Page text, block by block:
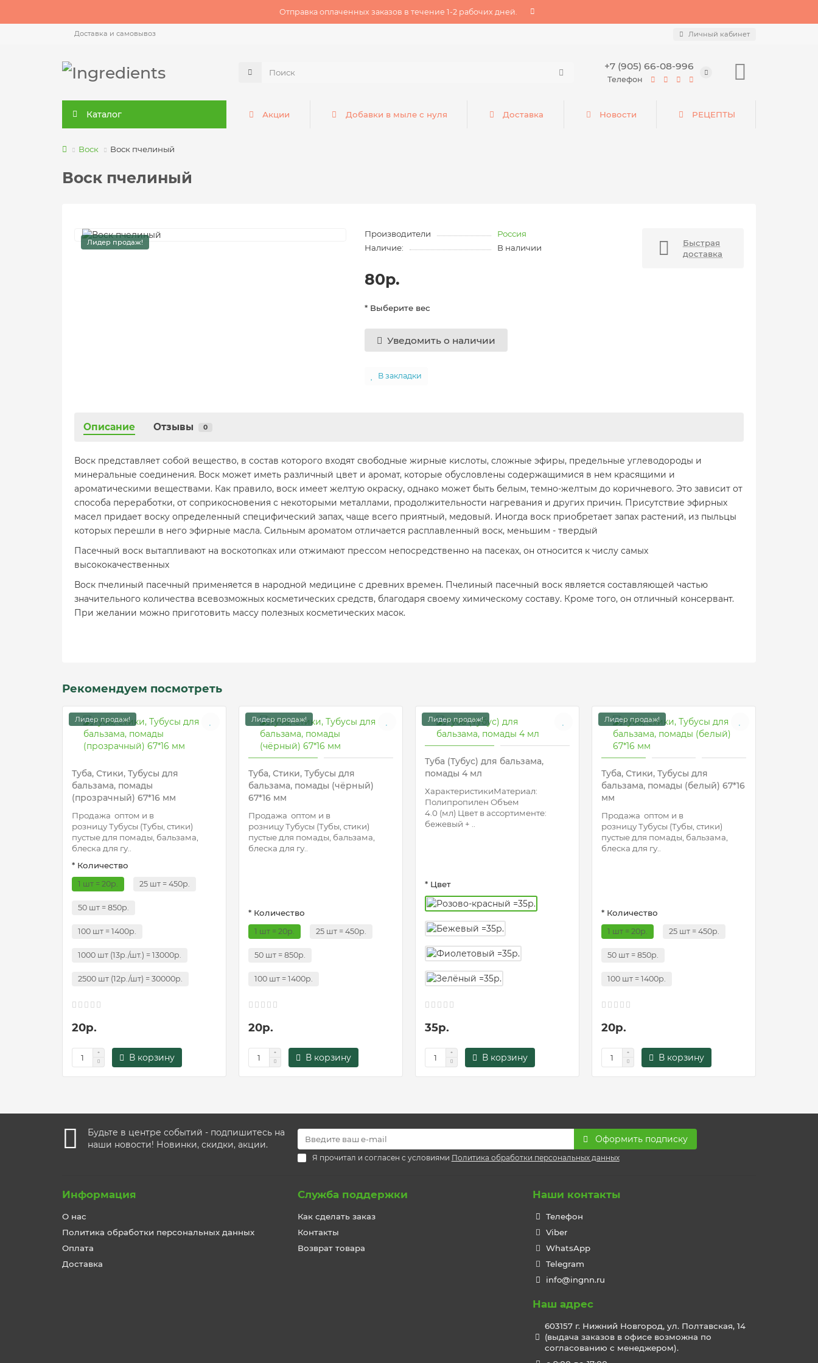
Отправка оплаченных заказов в течение 1-2 рабочих дней.
Доставка и самовывоз Личный кабинет
+7 (905) 66-08-996
Телефон
Каталог Акции Добавки в мыле с нуля Доставка Новости РЕЦЕПТЫ
Воск Воск пчелиный
Воск пчелиный
Лидер продаж!
Производители
Россия
Наличие:
В наличии
80р.
* Выберите вес
Уведомить о наличии
В закладки
Быстрая
доставка
Описание Отзывы 0
Воск представляет собой вещество, в состав которого входят свободные жирные кислоты, сложные эфиры, предельные углеводороды и
минеральные соединения. Воск может иметь различный цвет и аромат, которые обусловлены содержащимися в нем красящими и
ароматическими веществами. Как правило, воск имеет желтую окраску, однако может быть белым, темно-желтым до коричневого. Это зависит от
способа переработки, от соприкосновения с некоторыми металлами, продолжительности нагревания и других причин. Присутствие эфирных
масел придает воску определенный специфический запах, чаще всего приятный, медовый. Иногда воск приобретает запах растений, из пыльцы
которых перешли в него эфирные масла. Сильным ароматом отличается расплавленный воск, меньшим - твердый
Пасечный воск вытапливают на воскотопках или отжимают прессом непосредственно на пасеках, он относится к числу самых
высококачественных
Воск пчелиный пасечный применяется в народной медицине с древних времен. Пчелиный пасечный воск является составляющей частью
значительного количества всевозможных косметических средств, благодаря своему химическому составу. Кроме того, он отличный консервант.
При желании можно приготовить массу полезных косметических масок.
Рекомендуем посмотреть
Лидер продаж!
Туба, Стики, Тубусы для
бальзама, помады
(прозрачный) 67*16 мм
Продажа оптом и в
розницу Тубусы (Тубы, стики)
пустые для помады, бальзама,
блеска для гу..
* Количество
1 шт = 20р. 25 шт = 450р.
50 шт = 850р.
100 шт = 1400р.
1000 шт (13р./шт.) = 13000р.
2500 шт (12р./шт) = 30000р.
20р.
В корзину
Лидер продаж!
Туба, Стики, Тубусы для
бальзама, помады (чёрный)
67*16 мм
Продажа оптом и в
розницу Тубусы (Тубы, стики)
пустые для помады, бальзама,
блеска для гу..
* Количество
1 шт = 20р. 25 шт = 450р.
50 шт = 850р.
100 шт = 1400р.
20р.
В корзину
Лидер продаж!
Туба (Тубус) для бальзама,
помады 4 мл
ХарактеристикиМатериал:
Полипропилен Объем
4.0 (мл) Цвет в ассортименте:
бежевый + ..
* Цвет
35р.
В корзину
Лидер продаж!
Туба, Стики, Тубусы для
бальзама, помады (белый) 67*16
мм
Продажа оптом и в
розницу Тубусы (Тубы, стики)
пустые для помады, бальзама,
блеска для гу..
* Количество
1 шт = 20р. 25 шт = 450р.
50 шт = 850р.
100 шт = 1400р.
20р.
В корзину
Будьте в центре событий - подпишитесь на
наши новости! Новинки, скидки, акции.
Оформить подписку
Я прочитал и согласен с условиями Политика обработки персональных данных
Информация
О нас
Политика обработки персональных данных
Оплата
Доставка
Служба поддержки
Как сделать заказ
Контакты
Возврат товара
Наши контакты
Телефон
Viber
WhatsApp
Telegram
info@ingnn.ru
Наш адрес
603157 г. Нижний Новгород, ул. Полтавская, 14
(выдача заказов в офисе возможна по
согласованию с менеджером).